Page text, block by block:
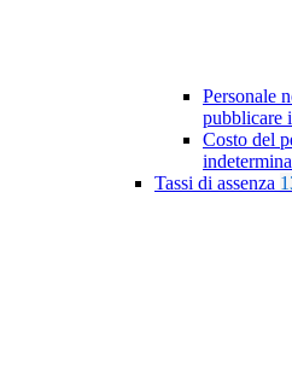
Personale
pubblicare
Costo del
Tassi di assenza